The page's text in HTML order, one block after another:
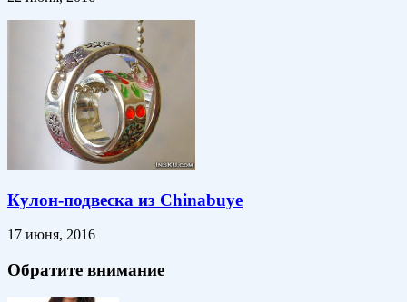
Кулон-подвеска из Chinabuye
17 июня, 2016
Обратите внимание